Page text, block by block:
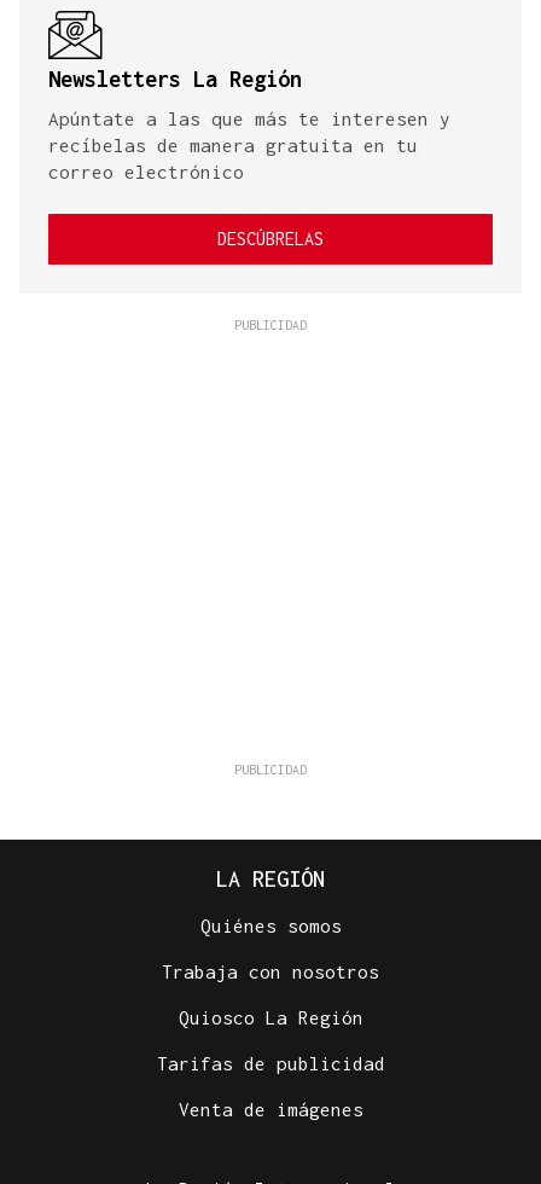
Newsletters La Región
Apúntate a las que más te interesen y
recíbelas de manera gratuita en tu
correo electrónico
DESCÚBRELAS
LA REGIÓN
Quiénes somos
Trabaja con nosotros
Quiosco La Región
Tarifas de publicidad
Venta de imágenes